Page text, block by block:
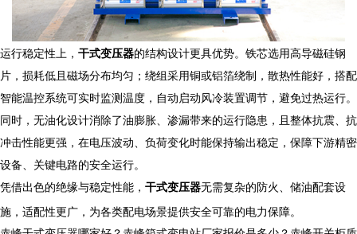
运行稳定性上， 干式变压器的结构设计更具优势。铁芯选用高导磁硅钢
片，损耗低且磁场分布均匀；绕组采用铜或铝箔绕制，散热性能好，搭配
智能温控系统可实时监测温度，自动启动风冷装置调节，避免过热运行。
同时，无油化设计消除了油膨胀、渗漏带来的运行隐患，且整体抗震、抗
冲击性能更强，在电压波动、负荷变化时能保持输出稳定，保障下游精密
设备、关键电路的安全运行。​
凭借出色的绝缘与稳定性能， 干式变压器无需复杂的防火、储油配套设
施，适配性更广，为各类配电场景提供安全可靠的电力保障。​